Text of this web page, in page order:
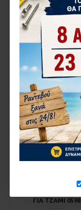
ΜΕΣΣΑΙΟ 1630
4,92€
ΚΑΛΆΘΙ
Αγορά
ΚΑΤΌΠΙΝ ΠΑΡΑΓΓΕΛΊΑΣ
ΓΙΑ ΤΖΑΜΙ 0598